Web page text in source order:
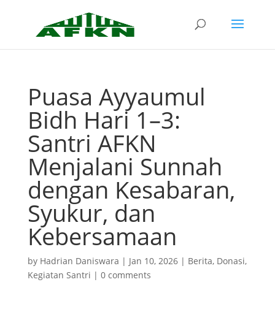
Puasa Ayyaumul
Bidh Hari 1–3:
Santri AFKN
Menjalani Sunnah
dengan Kesabaran,
Syukur, dan
Kebersamaan
by Hadrian Daniswara | Jan 10, 2026| Berita, Donasi,
Kegiatan Santri | 0 comments